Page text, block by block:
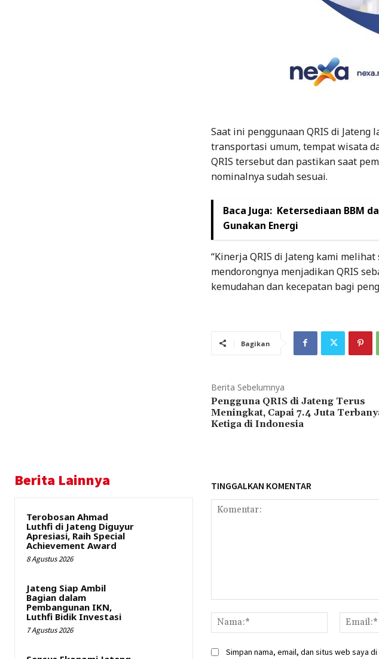
Saat ini penggunaan QRIS di
transportasi umum, tempat wisata
QRIS tersebut dan pastikan saat
nominalnya sudah sesuai.
Baca Juga: Ketersediaan BBM
Gunakan Energi
“Kinerja QRIS di Jateng kami
mendorongnya menjadikan QRIS
kemudahan dan kecepatan bagi
Bagikan
Berita Sebelumnya
Pengguna QRIS di Jateng Terus
Meningkat, Capai 7.4 Juta
Ketiga di Indonesia
Berita Lainnya
Terobosan Ahmad
Luthfi di Jateng Diguyur
Apresiasi, Raih Special
Achievement Award
8 Agustus 2026
Jateng Siap Ambil
Bagian dalam
Pembangunan IKN,
Luthfi Bidik Investasi
7 Agustus 2026
TINGGALKAN KOMENTAR
Nama:*
Simpan nama, email, dan situs web saya